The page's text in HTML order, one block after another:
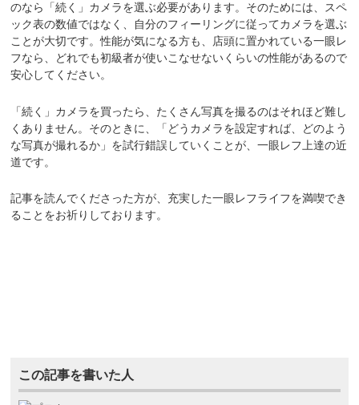
のなら「続く」カメラを選ぶ必要があります。そのためには、スペ
ック表の数値ではなく、自分のフィーリングに従ってカメラを選ぶ
ことが大切です。性能が気になる方も、店頭に置かれている一眼レ
フなら、どれでも初級者が使いこなせないくらいの性能があるので
安心してください。
「続く」カメラを買ったら、たくさん写真を撮るのはそれほど難し
くありません。そのときに、「どうカメラを設定すれば、どのよう
な写真が撮れるか」を試行錯誤していくことが、一眼レフ上達の近
道です。
記事を読んでくださった方が、充実した一眼レフライフを満喫でき
ることをお祈りしております。
この記事を書いた人